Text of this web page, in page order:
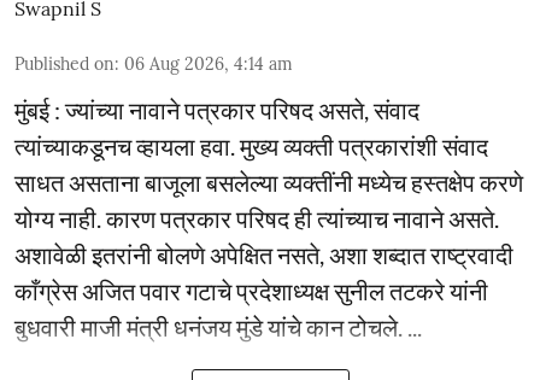
Swapnil S
Published on: 06 Aug 2026, 4:14 am
मुंबई : ज्यांच्या नावाने पत्रकार परिषद असते, संवाद
त्यांच्याकडूनच व्हायला हवा. मुख्य व्यक्ती पत्रकारांशी संवाद
साधत असताना बाजूला बसलेल्या व्यक्तींनी मध्येच हस्तक्षेप करणे
योग्य नाही. कारण पत्रकार परिषद ही त्यांच्याच नावाने असते.
अशावेळी इतरांनी बोलणे अपेक्षित नसते, अशा शब्दात राष्ट्रवादी
काँग्रेस अजित पवार गटाचे प्रदेशाध्यक्ष सुनील तटकरे यांनी
बुधवारी माजी मंत्री धनंजय मुंडे यांचे कान टोचले. ...